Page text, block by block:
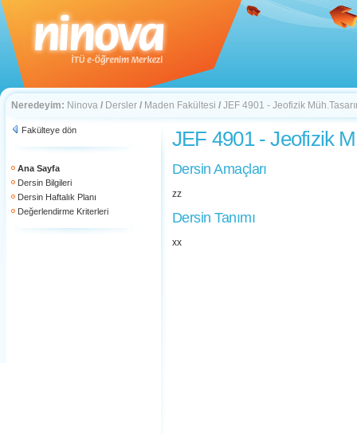
Neredeyim: Ninova / Dersler / Maden Fakültesi / JEF 4901 - Jeofizik
Fakülteye dön
Ana Sayfa
Dersin Bilgileri
Dersin Haftalık Planı
Değerlendirme Kriterleri
JEF 4901 - Jeofizik
Dersin Amaçları
zz
Dersin Tanımı
xx